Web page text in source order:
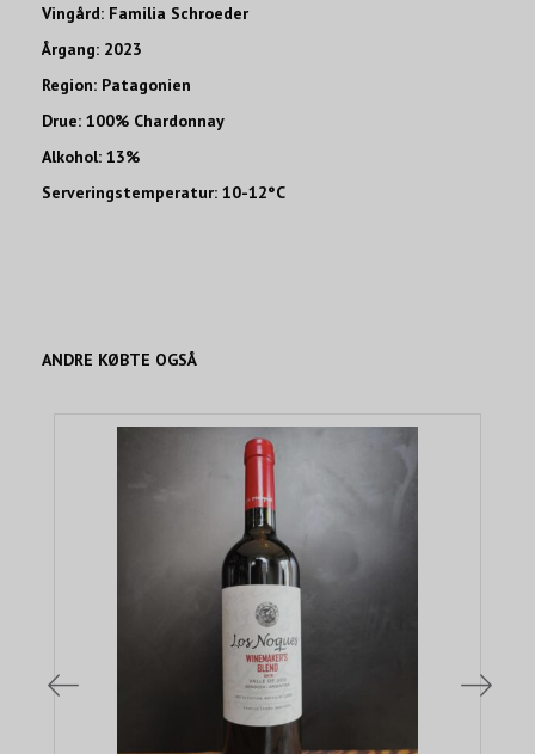
Vingård: Familia Schroeder
Årgang: 2023
Region: Patagonien
Drue: 100% Chardonnay
Alkohol: 13%
Serveringstemperatur: 10-12°C
ANDRE KØBTE OGSÅ